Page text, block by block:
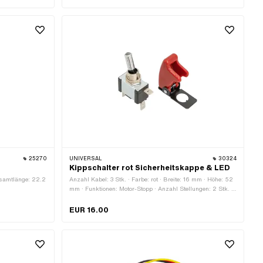
25270
22.2
UNIVERSAL 30324
Kippschalter rot Sicherheitskappe & LED
Anzahl Kabel: 3 Stk. · Farbe: rot · Breite: 16 mm · Höhe: 52
mm · Funktionen: Motor-Stopp · Anzahl Stellungen: 2 Stk. ·
EUR 16.00